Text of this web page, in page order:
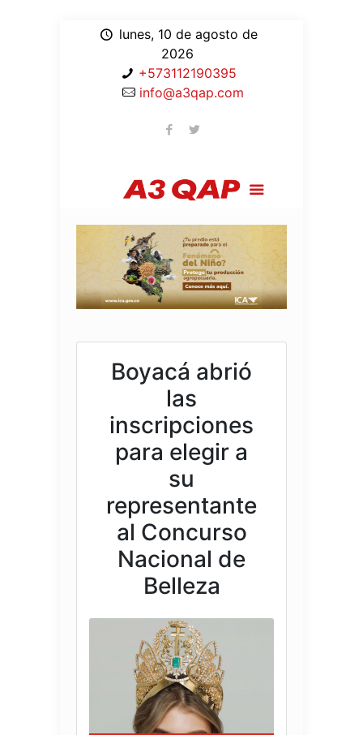
lunes, 10 de agosto de
2026
+573112190395
info@a3qap.com
Boyacá abrió
las
inscripciones
para elegir a
su
representante
al Concurso
Nacional de
Belleza